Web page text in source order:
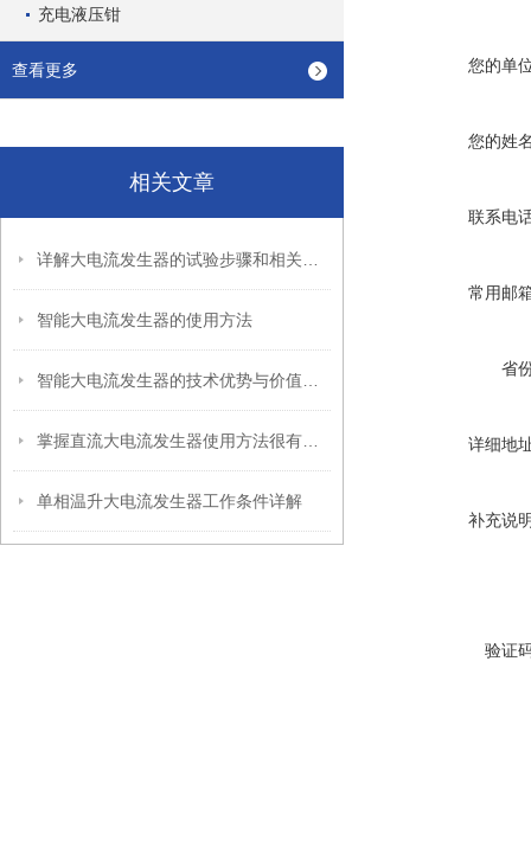
充电液压钳
查看更多
相关文章
智能大电流发生器的使用方法
单相温升大电流发生器工作条件详解
您的单
您的姓
联系电
常用邮
省
详细地
补充说
验证